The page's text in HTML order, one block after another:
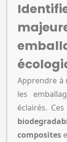
Apprendre à
les
éclairés.
composites